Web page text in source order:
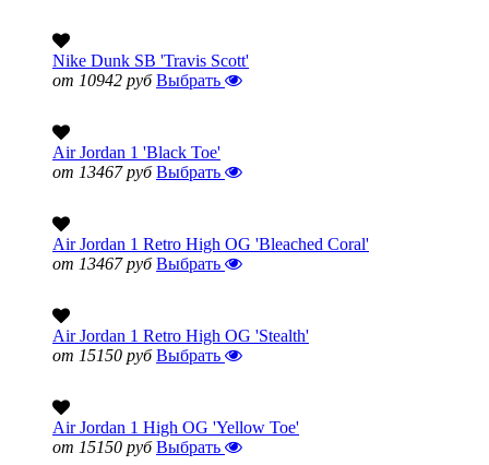
Nike Dunk SB 'Travis Scott'
от 10942 руб Выбрать
Air Jordan 1 'Black Toe'
от 13467 руб Выбрать
Air Jordan 1 Retro High OG 'Bleached Coral'
от 13467 руб Выбрать
Air Jordan 1 Retro High OG 'Stealth'
от 15150 руб Выбрать
Air Jordan 1 High OG 'Yellow Toe'
от 15150 руб Выбрать